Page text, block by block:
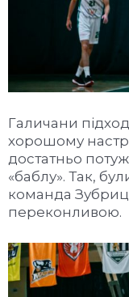
Галичани
хорошому
достатньо
«баблу». Так,
команда
переконливою.